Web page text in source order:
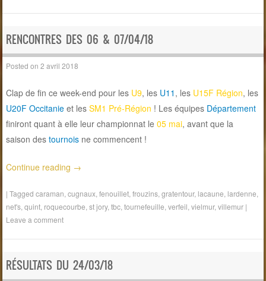
RENCONTRES DES 06 & 07/04/18
Posted on2 avril 2018
Clap de fin ce week-end pour les U9, les U11 , les U15F Région, les
U20F Occitanie et lesSM1 Pré-Région ! Les équipes Département
finiront quant à elle leur championnat le05 mai, avant que la
saison destournois ne commencent !
Continue reading →
|Taggedcaraman ,cugnaux ,fenouillet ,frouzins ,gratentour, lacaune lardenne
net's ,quint roquecourbe ,st jory,tbc ,tournefeuille ,verfeil ,vielmur,villemur |
Leave a comment
RÉSULTATS DU 24/03/18